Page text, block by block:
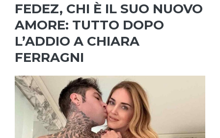
FEDEZ, CHI È IL SUO NUOVO
AMORE: TUTTO DOPO
L’ADDIO A CHIARA
FERRAGNI